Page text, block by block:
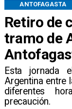
Retiro de
tramo de
Esta jornada
Argentina entre
diferentes
precaución.
ANTOFAGASTA